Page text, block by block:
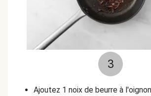
3
Ajoutez 1 noix de beurre à